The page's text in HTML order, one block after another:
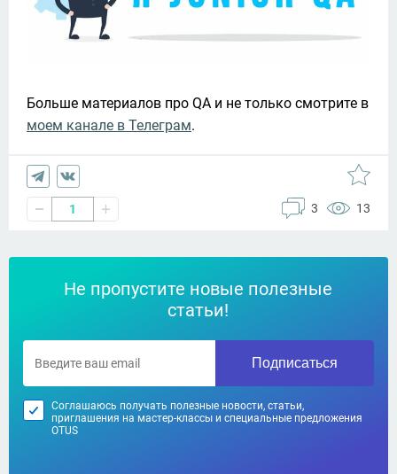
моем канале в Телеграм.
1 3 13
Не пропустите новые полезные
статьи!
Подписаться
Соглашаюсь получать полезные новости, статьи,
приглашения на мастер-классы и специальные предложения
OTUS